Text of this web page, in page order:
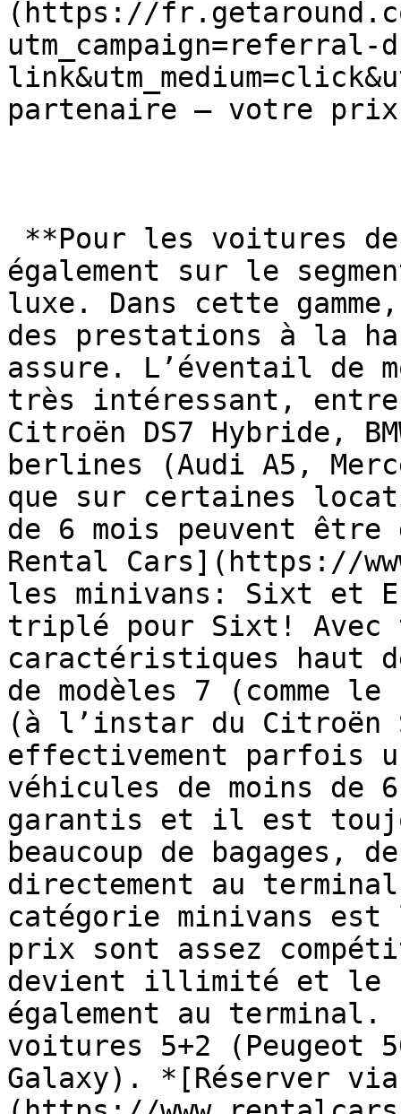
(https://
utm_campaign=referral-
partenaire — votre
également sur le
luxe. Dans cette
des prestations à la
assure. L’éventail de
très intéressant, entre
Citroën DS7 Hybride,
berlines (Audi A5,
que sur certaines
de 6 mois peuvent
Rental Cars](https://
les minivans: Sixt et
triplé pour Sixt! Avec
caractéristiques haut
de modèles 7 (comme
(à l’instar du Citroën
effectivement parfois
véhicules de moins de
garantis et il est
beaucoup de bagages,
directement au
catégorie minivans
prix sont assez
devient illimité et le
également au terminal.
voitures 5+2 (Peugeot
Galaxy). *[Réserver